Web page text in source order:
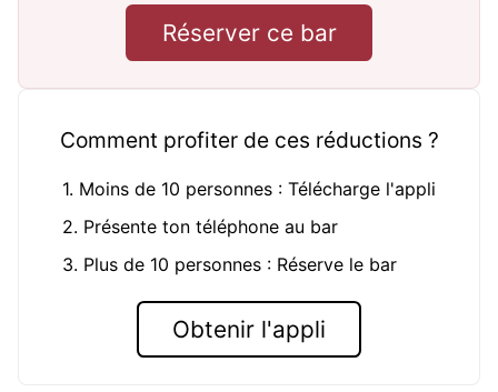
Réserver ce bar
Comment profiter de ces réductions ?
1. Moins de 10 personnes : Télécharge l'appli
2. Présente ton téléphone au bar
3. Plus de 10 personnes : Réserve le bar
Obtenir l'appli